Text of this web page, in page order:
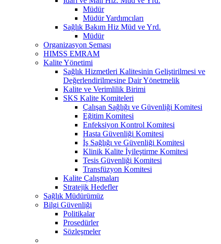
Müdür
Müdür Yardımcıları
Sağlık Bakım Hiz Müd ve Yrd.
Müdür
Organizasyon Şeması
HIMSS EMRAM
Kalite Yönetimi
Sağlık Hizmetleri Kalitesinin Geliştirilmesi ve
Değerlendirilmesine Dair Yönetmelik
Kalite ve Verimlilik Birimi
SKS Kalite Komiteleri
Çalışan Sağlığı ve Güvenliği Komitesi
Eğitim Komitesi
Enfeksiyon Kontrol Komitesi
Hasta Güvenliği Komitesi
İş Sağlığı ve Güvenliği Komitesi
Klinik Kalite İyileştirme Komitesi
Tesis Güvenliği Komitesi
Transfüzyon Komitesi
Kalite Çalışmaları
Stratejik Hedefler
Sağlık Müdürümüz
Bilgi Güvenliği
Politikalar
Prosedürler
Sözleşmeler